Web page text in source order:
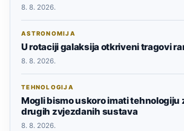
8. 8. 2026.
ASTRONOMIJA
U rotaciji galaksija otkriveni tragovi
8. 8. 2026.
TEHNOLOGIJA
Mogli bismo uskoro imati tehnologiju
drugih zvjezdanih sustava
8. 8. 2026.